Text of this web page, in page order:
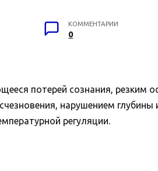
КОММЕНТАРИИ
0
потерей сознания, резким
нарушением
регуляции.